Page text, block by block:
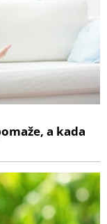
a kada